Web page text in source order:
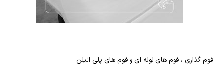
فوم گذاری ، فوم های لوله ای و فوم های پلی اتیلن